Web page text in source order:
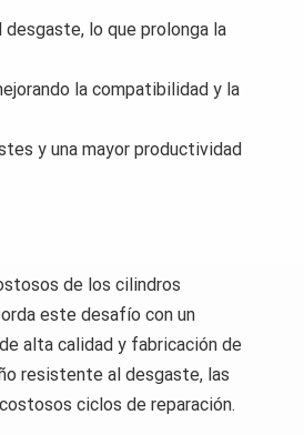
lo que prolonga la
la compatibilidad y la
y una mayor productividad
de los cilindros
este desafío con un
alta calidad y fabricación de
resistente al desgaste, las
ciclos de reparación.